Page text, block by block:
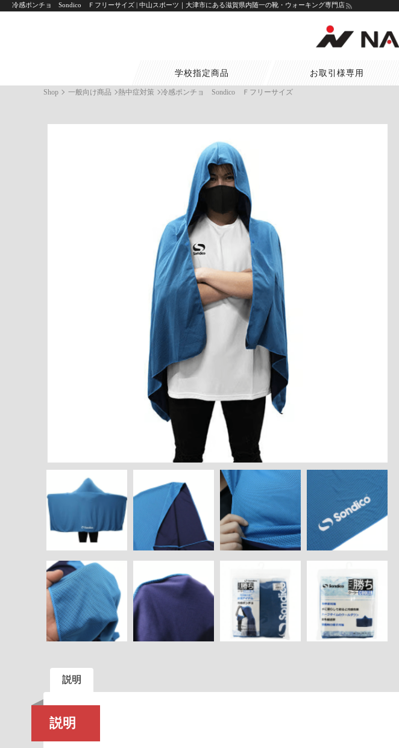
冷感ポンチョ Sondico Ｆフリーサイズ | 中山スポーツ｜大津市にある滋賀県内随一の靴・ウォーキング専門店
学校指定商品 お取引様専用
Shop 一般向け商品 熱中症対策 冷感ポンチョ Sondico Ｆフリーサイズ
説明
説明